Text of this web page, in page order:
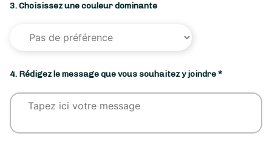
3. Choisissez une couleur dominante
4. Rédigez le message que vous souhaitez y joindre *